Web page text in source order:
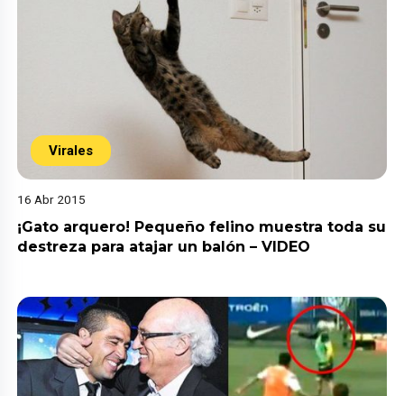
Virales
16 Abr 2015
¡Gato arquero! Pequeño felino muestra toda su
destreza para atajar un balón – VIDEO